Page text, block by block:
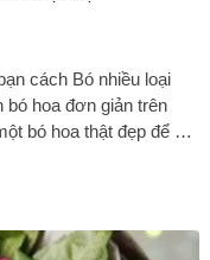
cách Bó nhiều loại
bó hoa đơn giản trên
bó hoa thật đẹp để …